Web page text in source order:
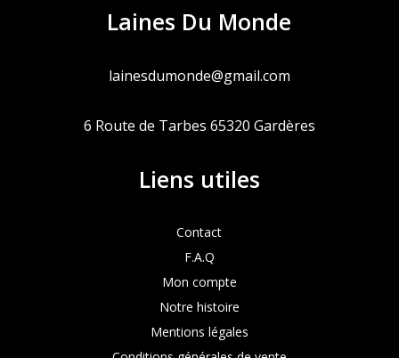
Laines Du Monde
lainesdumonde@gmail.com
6 Route de Tarbes 65320 Gardères
Liens utiles
Contact
F.A.Q
Mon compte
Notre histoire
Mentions légales